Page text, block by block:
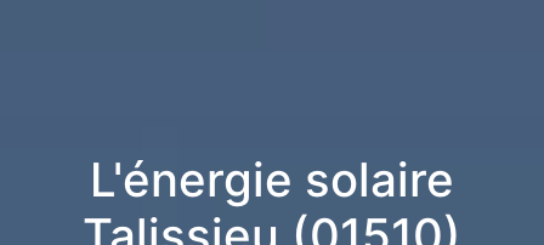
L'énergie solaire